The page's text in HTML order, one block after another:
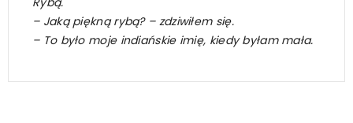
– Jaką piękną rybą? – zdziwiłem się.
– To było moje indiańskie imię, kiedy byłam mała.